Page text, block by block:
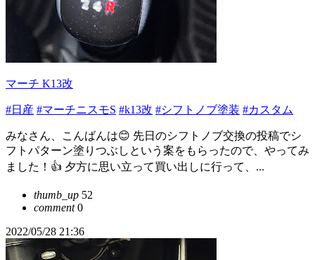
マーチ K13改
#日産 #マーチニスモS #k13改 #シフトノブ塗装 #カスタム
みなさん、こんばんは😊 先日のシフトノブ交換の投稿でシ
フトパターン塗りつぶしという案をもらったので、やってみ
ました！👍 夕方に思い立って買い出しに行って、...
thumb_up 52
comment0
2022/05/28 21:36